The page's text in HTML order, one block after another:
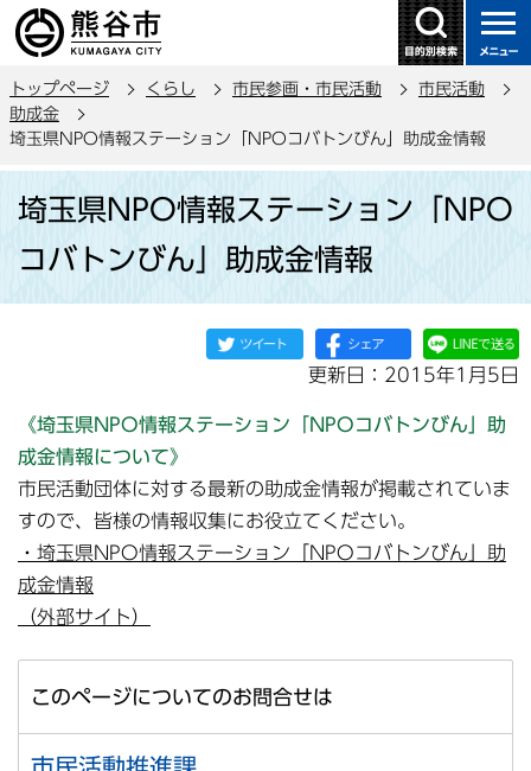
の
ー
ジ
トップページ くらし 市民参画・市民活動
市民活動
助成金
埼玉県NPO情報ステーション「NPOコバトンびん」助成金情報
か
埼玉県NPO情報ステーション「NPO
コバトンびん」助成金情報
更新日：2015年1月5日
《埼玉県NPO情報ステーション「NPOコバトンびん」助
成金情報について》
市民活動団体に対する最新の助成金情報が掲載されていま
すので、皆様の情報収集にお役立てください。
・埼玉県NPO情報ステーション「NPOコバトンびん」助
成金情報
（外部サイト）
このページについてのお問合せは
市民活動推進課